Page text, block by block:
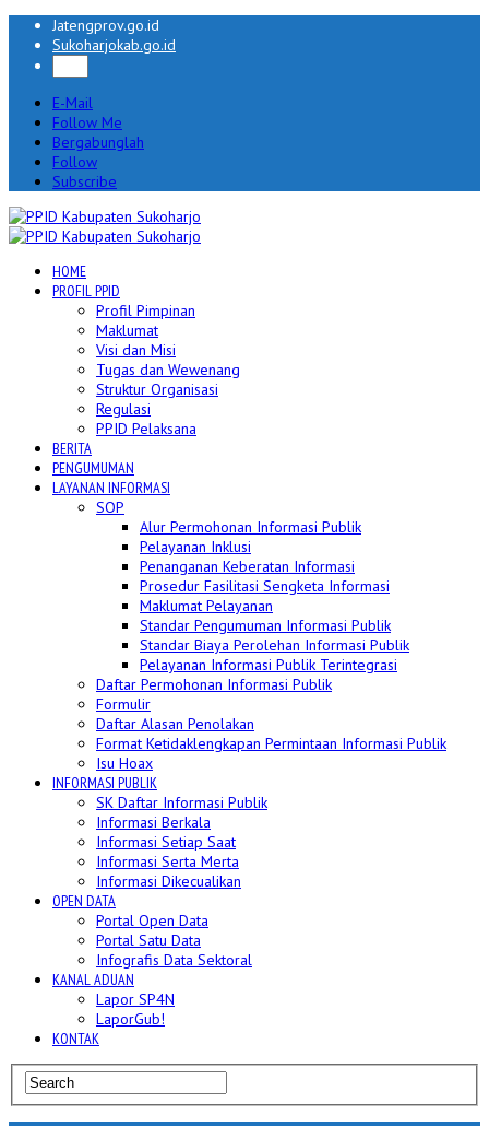
Jatengprov.go.id
Sukoharjokab.go.id
E-Mail
Follow Me
Bergabunglah
Follow
Subscribe
HOME
PROFIL PPID
Profil Pimpinan
Maklumat
Visi dan Misi
Tugas dan Wewenang
Struktur Organisasi
Regulasi
PPID Pelaksana
BERITA
PENGUMUMAN
LAYANAN INFORMASI
SOP
Alur Permohonan Informasi Publik
Pelayanan Inklusi
Penanganan Keberatan Informasi
Prosedur Fasilitasi Sengketa Informasi
Maklumat Pelayanan
Standar Pengumuman Informasi Publik
Standar Biaya Perolehan Informasi Publik
Pelayanan Informasi Publik Terintegrasi
Daftar Permohonan Informasi Publik
Formulir
Daftar Alasan Penolakan
Format Ketidaklengkapan Permintaan Informasi Publik
Isu Hoax
INFORMASI PUBLIK
SK Daftar Informasi Publik
Informasi Berkala
Informasi Setiap Saat
Informasi Serta Merta
Informasi Dikecualikan
OPEN DATA
Portal Open Data
Portal Satu Data
Infografis Data Sektoral
KANAL ADUAN
Lapor SP4N
LaporGub!
KONTAK